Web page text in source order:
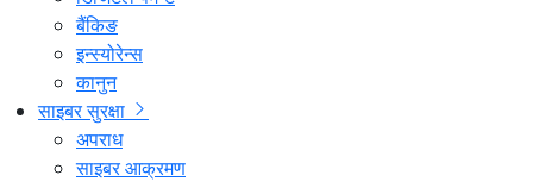
बैंकिङ
इन्स्योरेन्स
कानुन
साइबर सुरक्षा
अपराध
साइबर आक्रमण